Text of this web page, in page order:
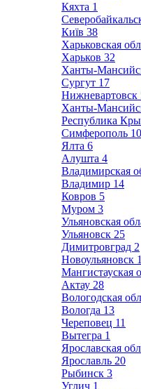
Кяхта 1
Київ 38
Харьковская
Харьков 32
Ханты-
Сургут 17
Нижневартовск
Ханты-
Республика
Симферополь 10
Ялта 6
Алушта 4
Владимирская
Владимир 14
Ковров 5
Муром 3
Ульяновская
Ульяновск 25
Димитровград 2
Новоульяновск 1
Мангистауская
Актау 28
Вологодская
Вологда 13
Череповец 11
Вытегра 1
Ярославская
Ярославль 20
Рыбинск 3
Углич 1